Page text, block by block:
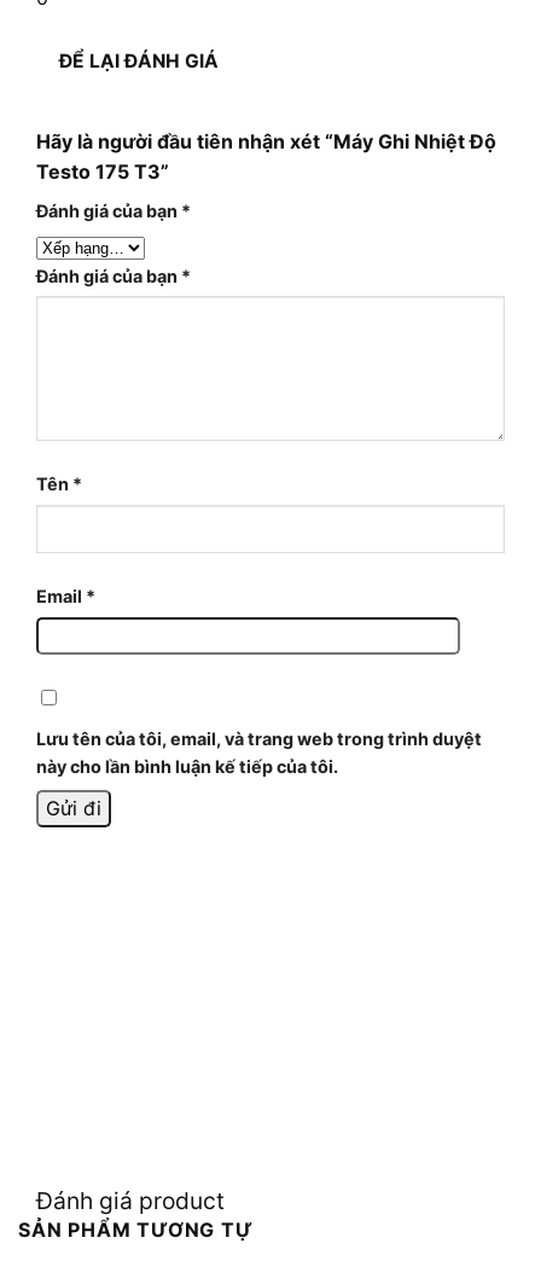
ĐỂ LẠI ĐÁNH GIÁ
Hãy là người đầu tiên nhận xét “Máy Ghi Nhiệt Độ
Testo 175 T3”
Đánh giá của bạn *
Đánh giá của bạn *
Tên *
Email *
Lưu tên của tôi, email, và trang web trong trình duyệt
này cho lần bình luận kế tiếp của tôi.
Đánh giá product
SẢN PHẨM TƯƠNG TỰ